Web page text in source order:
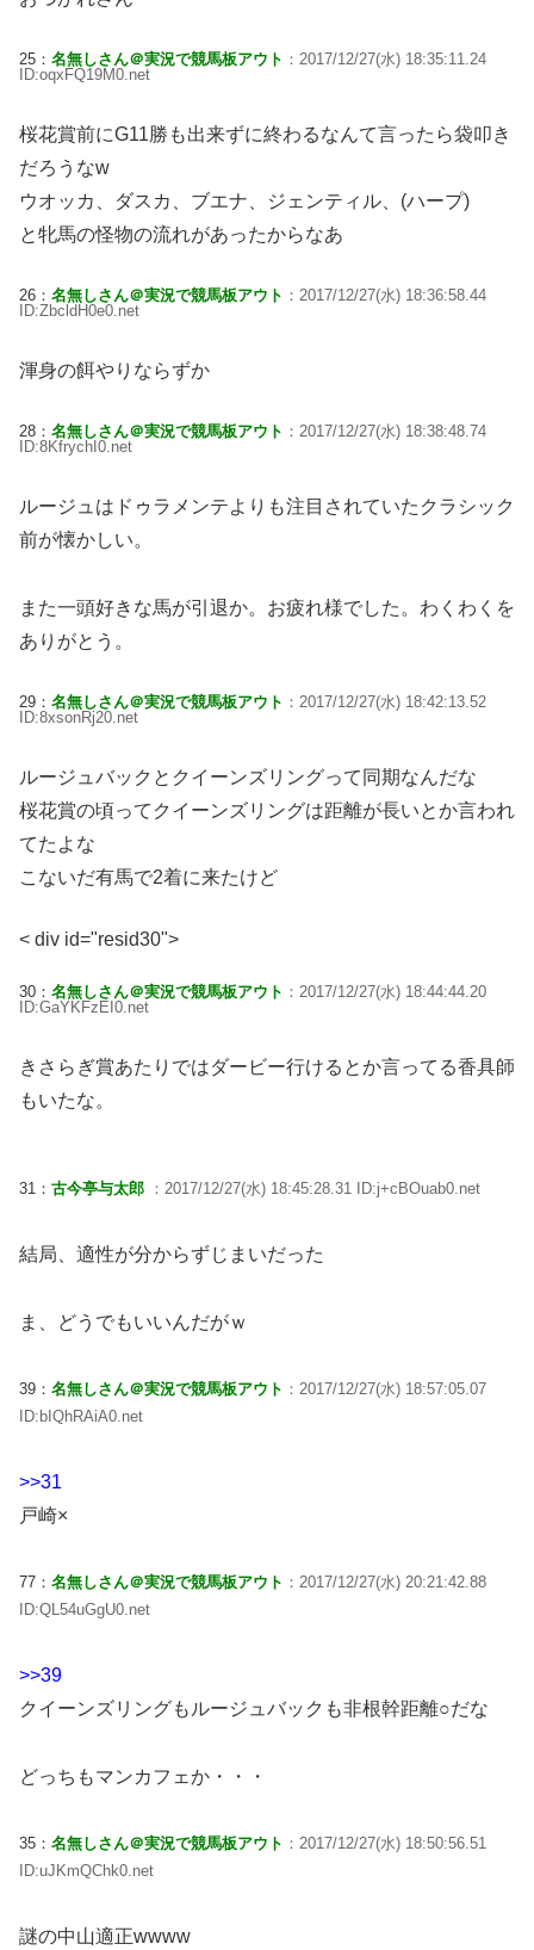
25： 名無しさん＠実況で競馬板アウト ：2017/12/27(水) 18:35:11.24
ID:oqxFQ19M0.net
桜花賞前にG11勝も出来ずに終わるなんて言ったら袋叩き
だろうなw
ウオッカ、ダスカ、ブエナ、ジェンティル、(ハープ)
と牝馬の怪物の流れがあったからなあ
26： 名無しさん＠実況で競馬板アウト ：2017/12/27(水) 18:36:58.44
ID:ZbcldH0e0.net
渾身の餌やりならずか
28： 名無しさん＠実況で競馬板アウト ：2017/12/27(水) 18:38:48.74
ID:8KfrychI0.net
ルージュはドゥラメンテよりも注目されていたクラシック
前が懐かしい。
また一頭好きな馬が引退か。お疲れ様でした。わくわくを
ありがとう。
29： 名無しさん＠実況で競馬板アウト ：2017/12/27(水) 18:42:13.52
ID:8xsonRj20.net
ルージュバックとクイーンズリングって同期なんだな
桜花賞の頃ってクイーンズリングは距離が長いとか言われ
てたよな
こないだ有馬で2着に来たけど
< div id="resid30">
30： 名無しさん＠実況で競馬板アウト ：2017/12/27(水) 18:44:44.20
ID:GaYKFzEI0.net
きさらぎ賞あたりではダービー行けるとか言ってる香具師
もいたな。
31： 古今亭与太郎 ：2017/12/27(水) 18:45:28.31 ID:j+cBOuab0.net
結局、適性が分からずじまいだった
ま、どうでもいいんだがｗ
39： 名無しさん＠実況で競馬板アウト ：2017/12/27(水) 18:57:05.07
ID:bIQhRAiA0.net
>>31
戸崎×
77： 名無しさん＠実況で競馬板アウト ：2017/12/27(水) 20:21:42.88
ID:QL54uGgU0.net
>>39
クイーンズリングもルージュバックも非根幹距離○だな
どっちもマンカフェか・・・
35： 名無しさん＠実況で競馬板アウト ：2017/12/27(水) 18:50:56.51
ID:uJKmQChk0.net
謎の中山適正wwww